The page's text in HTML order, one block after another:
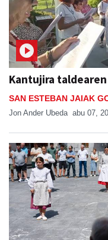
Kantujira
SAN ESTEBAN JAIAK
Jon Ander Ubeda abu 07,